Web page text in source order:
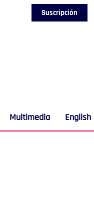
Suscripción
Multimedia English